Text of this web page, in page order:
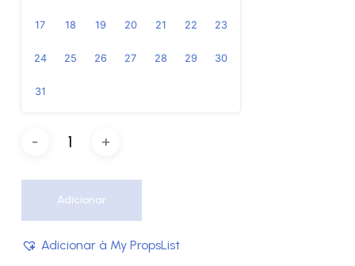
17 18 19 20 21 22 23
24 25 26 27 28 29 30
31
Adicionar
Adicionar à My PropsList